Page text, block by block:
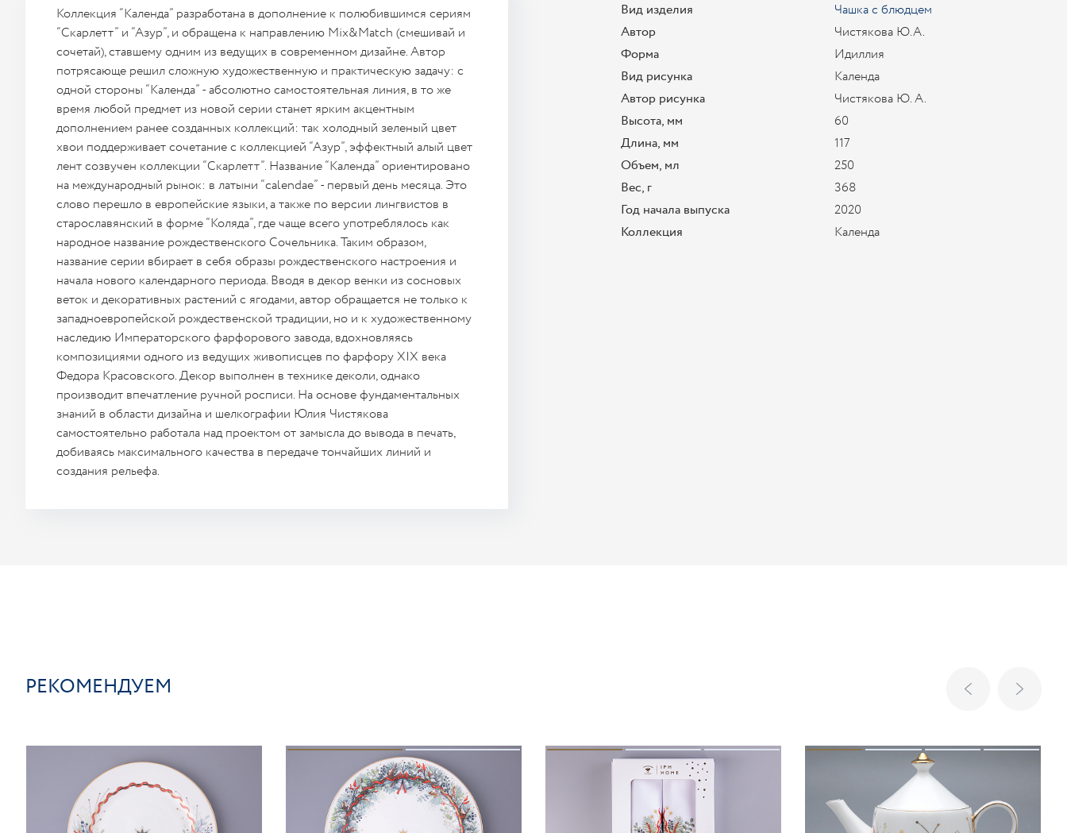
Коллекция “Календа” разработана в дополнение к полюбившимся сериям
“Скарлетт” и “Азур”, и обращена к направлению Mix&Match (смешивай и
сочетай), ставшему одним из ведущих в современном дизайне. Автор
потрясающе решил сложную художественную и практическую задачу: с
одной стороны “Календа” - абсолютно самостоятельная линия, в то же
время любой предмет из новой серии станет ярким акцентным
дополнением ранее созданных коллекций: так холодный зеленый цвет
хвои поддерживает сочетание с коллекцией “Азур”, эффектный алый цвет
лент созвучен коллекции “Скарлетт”. Название “Календа” ориентировано
на международный рынок: в латыни “calendae” - первый день месяца. Это
слово перешло в европейские языки, а также по версии лингвистов в
старославянский в форме “Коляда”, где чаще всего употреблялось как
народное название рождественского Сочельника. Таким образом,
название серии вбирает в себя образы рождественского настроения и
начала нового календарного периода. Вводя в декор венки из сосновых
веток и декоративных растений с ягодами, автор обращается не только к
западноевропейской рождественской традиции, но и к художественному
наследию Императорского фарфорового завода, вдохновляясь
композициями одного из ведущих живописцев по фарфору XIX века
Федора Красовского. Декор выполнен в технике деколи, однако
производит впечатление ручной росписи. На основе фундаментальных
знаний в области дизайна и шелкографии Юлия Чистякова
самостоятельно работала над проектом от замысла до вывода в печать,
добиваясь максимального качества в передаче тончайших линий и
создания рельефа.
Вид изделия
Чашка с блюдцем
Автор
Чистякова Ю.А.
Форма
Идиллия
Вид рисунка
Календа
Автор рисунка
Чистякова Ю. А.
Высота, мм
60
Длина, мм
117
Объем, мл
250
Вес, г
368
Год начала выпуска
2020
Коллекция
Календа
РЕКОМЕНДУЕМ